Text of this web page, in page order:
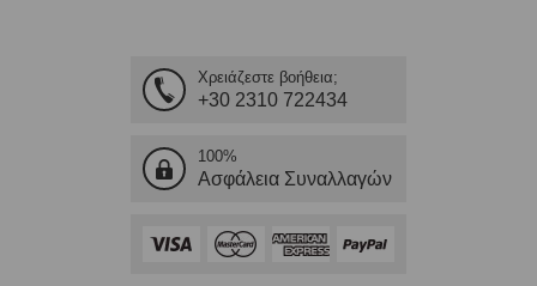
Χρειάζεστε βοήθεια;
+30 2310 722434
100%
Ασφάλεια Συναλλαγών